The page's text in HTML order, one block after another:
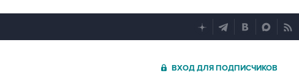
ВХОД ДЛЯ ПОДПИСЧИКОВ